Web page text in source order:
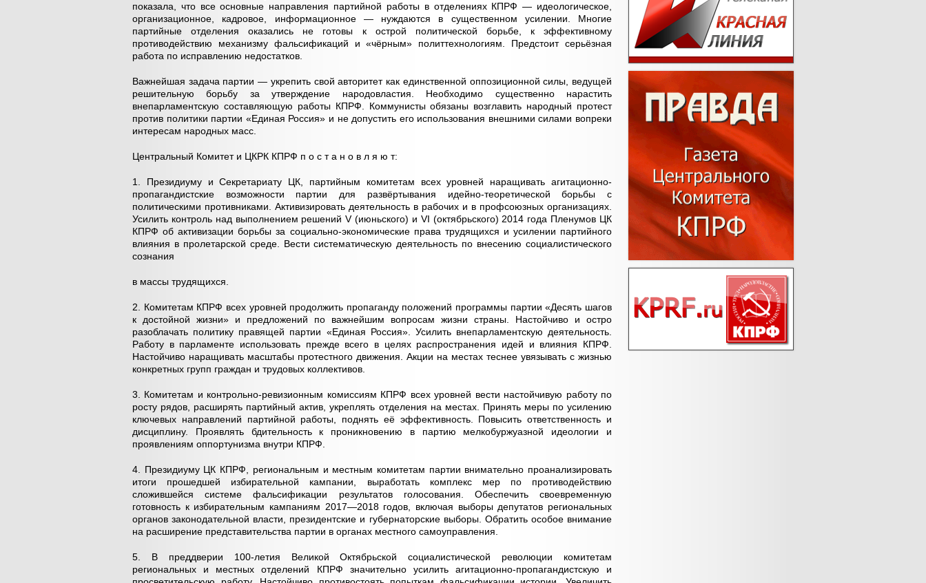
показала, что все основные направления партийной работы в отделениях КПРФ — идеологическое,
организационное, кадровое, информационное — нуждаются в существенном усилении. Многие
партийные отделения оказались не готовы к острой политической борьбе, к эффективному
противодействию механизму фальсификаций и «чёрным» политтехнологиям. Предстоит серьёзная
работа по исправлению недостатков.
Важнейшая задача партии — укрепить свой авторитет как единственной оппозиционной силы, ведущей
решительную борьбу за утверждение народовластия. Необходимо существенно нарастить
внепарламентскую составляющую работы КПРФ. Коммунисты обязаны возглавить народный протест
против политики партии «Единая Россия» и не допустить его использования внешними силами вопреки
интересам народных масс.
Центральный Комитет и ЦКРК КПРФ п о с т а н о в л я ю т:
1. Президиуму и Секретариату ЦК, партийным комитетам всех уровней наращивать агитационно-
пропагандистские возможности партии для развёртывания идейно-теоретической борьбы с
политическими противниками. Активизировать деятельность в рабочих и в профсоюзных организациях.
Усилить контроль над выполнением решений V (июньского) и VI (октябрьского) 2014 года Пленумов ЦК
КПРФ об активизации борьбы за социально-экономические права трудящихся и усилении партийного
влияния в пролетарской среде. Вести систематическую деятельность по внесению социалистического
сознания
в массы трудящихся.
2. Комитетам КПРФ всех уровней продолжить пропаганду положений программы партии «Десять шагов
к достойной жизни» и предложений по важнейшим вопросам жизни страны. Настойчиво и остро
разоблачать политику правящей партии «Единая Россия». Усилить внепарламентскую деятельность.
Работу в парламенте использовать прежде всего в целях распространения идей и влияния КПРФ.
Настойчиво наращивать масштабы протестного движения. Акции на местах теснее увязывать с жизнью
конкретных групп граждан и трудовых коллективов.
3. Комитетам и контрольно-ревизионным комиссиям КПРФ всех уровней вести настойчивую работу по
росту рядов, расширять партийный актив, укреплять отделения на местах. Принять меры по усилению
ключевых направлений партийной работы, поднять её эффективность. Повысить ответственность и
дисциплину. Проявлять бдительность к проникновению в партию мелкобуржуазной идеологии и
проявлениям оппортунизма внутри КПРФ.
4. Президиуму ЦК КПРФ, региональным и местным комитетам партии внимательно проанализировать
итоги прошедшей избирательной кампании, выработать комплекс мер по противодействию
сложившейся системе фальсификации результатов голосования. Обеспечить своевременную
готовность к избирательным кампаниям 2017—2018 годов, включая выборы депутатов региональных
органов законодательной власти, президентские и губернаторские выборы. Обратить особое внимание
на расширение представительства партии в органах местного самоуправления.
5. В преддверии 100-летия Великой Октябрьской социалистической революции комитетам
региональных и местных отделений КПРФ значительно усилить агитационно-пропагандистскую и